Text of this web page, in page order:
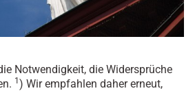
Notwendigkeit, die Widersprüche
1 ) Wir empfahlen daher erneut,